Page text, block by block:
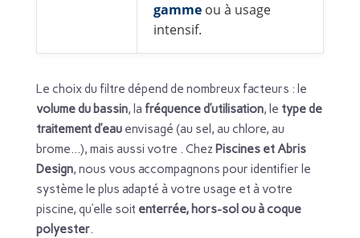
gammeou à usage
intensif.
Le choix du filtre dépend de nombreux facteurs : le
volume du bassin, la fréquence d’utilisation, le type de
traitement d’eauenvisagé (au sel, au chlore, au
brome…), mais aussi votre . Chez Piscines et Abris
Design, nous vous accompagnons pour identifier le
système le plus adapté à votre usage et à votre
piscine, qu’elle soit enterrée, hors-sol ou à coque
polyester.